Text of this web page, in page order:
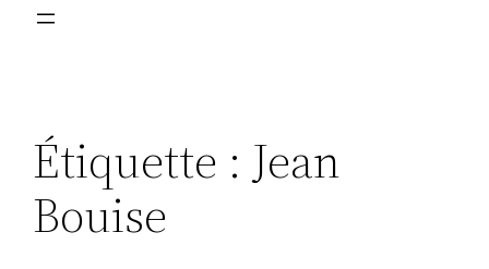
Étiquette : Jean
Bouise